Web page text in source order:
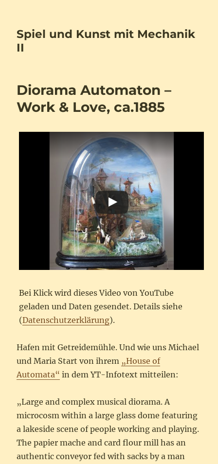
Spiel und Kunst mit Mechanik
II
Diorama Automaton –
Work & Love, ca.1885
Bei Klick wird dieses Video von YouTube
geladen und Daten gesendet. Details siehe
(Datenschutzerklärung).
Hafen mit Getreidemühle. Und wie uns Michael
und Maria Start von ihrem „House of
Automata“ in dem YT-Infotext mitteilen:
„Large and complex musical diorama. A
microcosm within a large glass dome featuring
a lakeside scene of people working and playing.
The papier mache and card flour mill has an
authentic conveyor fed with sacks by a man